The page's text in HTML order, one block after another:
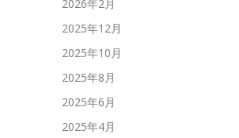
2026年2月
2025年12月
2025年10月
2025年8月
2025年6月
2025年4月